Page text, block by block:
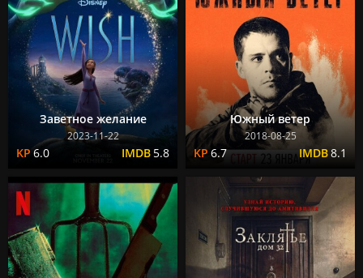
Заветное желание
2023-11-22
6.0 5.8
Южный ветер
2018-08-25
6.7 8.1